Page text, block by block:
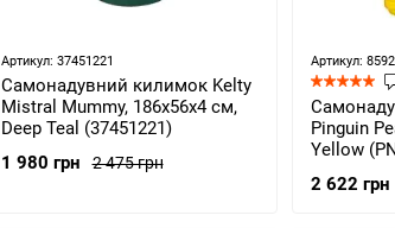
Артикул: 37451221
Самонадувний килимок Kelty
Mistral Mummy, 186х56х4 см,
Deep Teal (37451221)
2 475 грн
1 980 грн
Артикул:
Pinguin
Yellow
2 622 грн